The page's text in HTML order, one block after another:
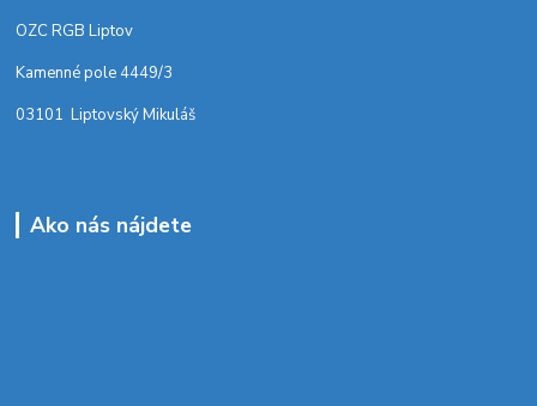
OZC RGB Liptov
Kamenné pole 4449/3
03101 Liptovský Mikuláš
Ako nás nájdete